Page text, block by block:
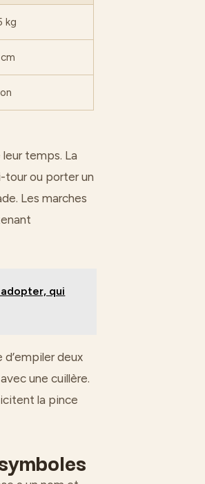
kg
temps. La
tour ou porter un
Les marches
qui
deux
une cuillère.
la pince